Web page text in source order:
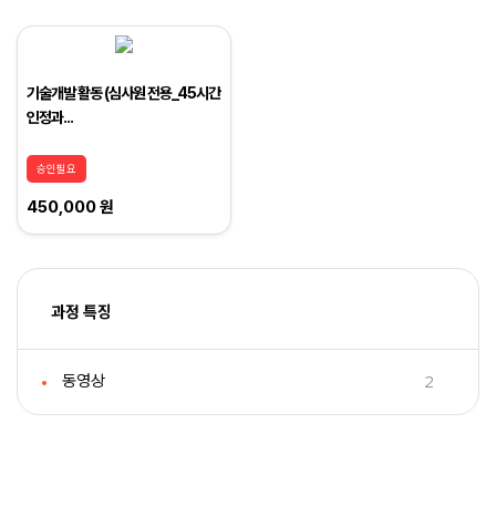
기술개발 활동 (심사원 전용_45시간
인정과...
승인필요
450,000 원
과정 특징
동영상 2